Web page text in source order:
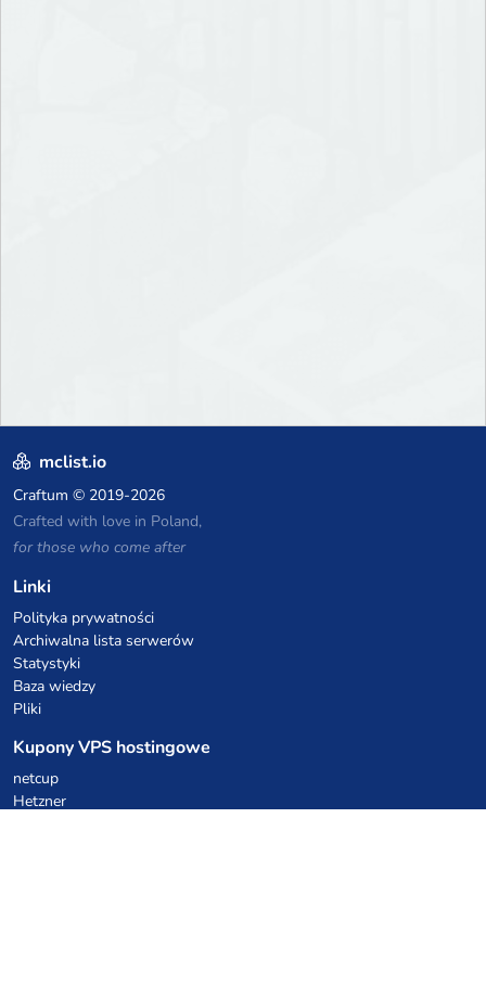
mclist.io
Craftum © 2019-2026
Crafted with love in Poland,
for those who come after
Linki
Polityka prywatności
Archiwalna lista serwerów
Statystyki
Baza wiedzy
Pliki
Kupony VPS hostingowe
netcup
Hetzner